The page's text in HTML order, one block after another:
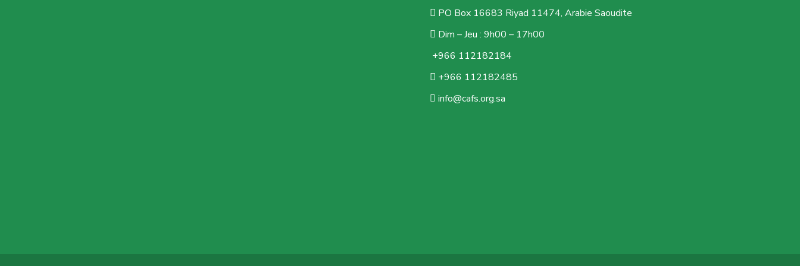
PO Box 16683 Riyad 11474, Arabie Saoudite
Dim – Jeu : 9h00 – 17h00
+966 112182184
+966 112182485
info@cafs.org.sa